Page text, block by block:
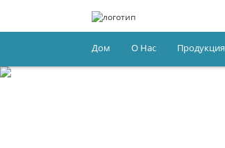
Дом О Нас Продукция